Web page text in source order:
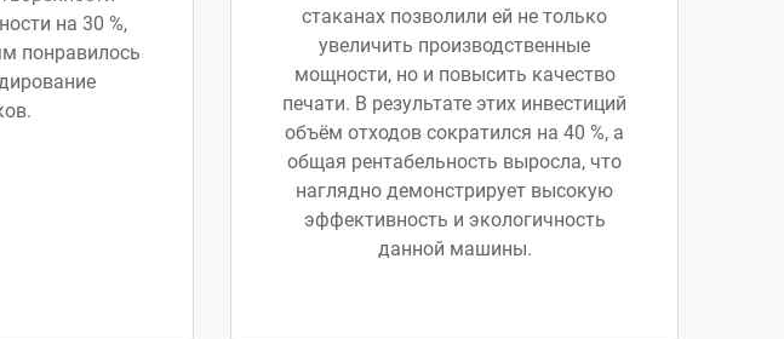
на 30 %,
понравилось
стаканах позволили ей не только
увеличить производственные
мощности, но и повысить качество
печати. В результате этих инвестиций
объём отходов сократился на 40 %, а
общая рентабельность выросла, что
наглядно демонстрирует высокую
эффективность и экологичность
данной машины.